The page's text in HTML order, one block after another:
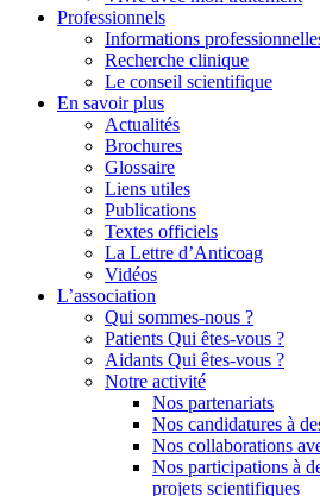
Professionnels
Informations
Recherche clinique
Le conseil scientifique
En savoir plus
Actualités
Brochures
Glossaire
Liens utiles
Publications
Textes officiels
La Lettre d’Anticoag
Vidéos
L’association
Qui sommes-nous ?
Patients Qui êtes-vous ?
Aidants Qui êtes-vous ?
Notre activité
Nos partenariats
Nos candidatures à
Nos collaborations
Nos participations à
projets scientifiques